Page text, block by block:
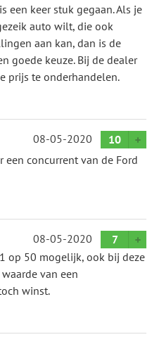
een keer stuk gegaan. Als je
auto wilt, die ook
aan kan, dan is de
goede keuze. Bij de dealer
prijs te onderhandelen.
08-05-2020
10
een concurrent van de Ford
08-05-2020
7
op 50 mogelijk, ook bij deze
van een
winst.